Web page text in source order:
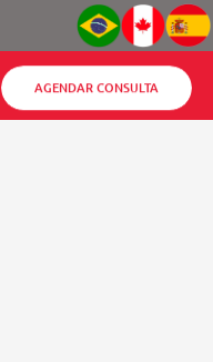
AGENDAR CONSULTA